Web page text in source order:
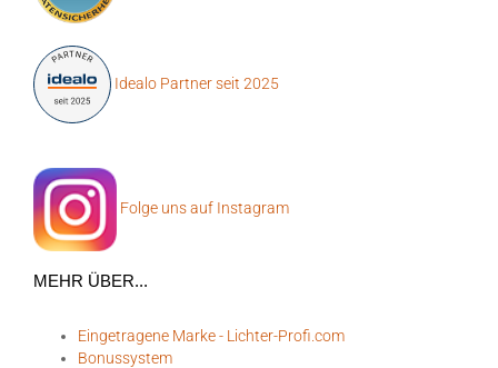
Idealo Partner seit 2025
Folge uns auf Instagram
MEHR ÜBER...
Eingetragene Marke - Lichter-Profi.com
Bonussystem